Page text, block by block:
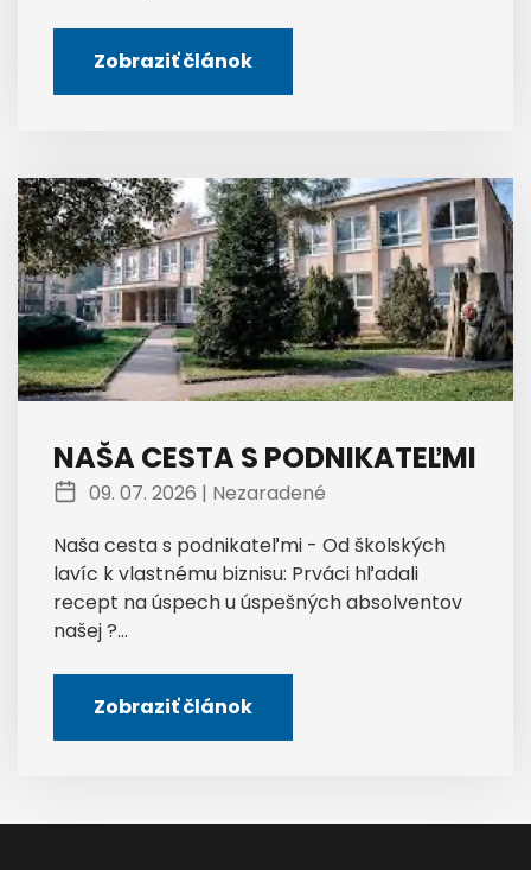
Zobraziť článok
NAŠA CESTA S PODNIKATEĽMI
09. 07. 2026 | Nezaradené
Naša cesta s podnikateľmi - Od školských
lavíc k vlastnému biznisu: Prváci hľadali
recept na úspech u úspešných absolventov
našej ?...
Zobraziť článok